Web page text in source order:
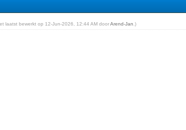
laatst bewerkt op 12-Jun-2026, 12:44 AM doorArend-Jan .)